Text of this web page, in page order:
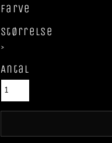
Farve
Størrelse
>
Antal